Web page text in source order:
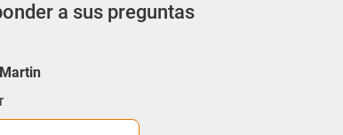
a sus preguntas